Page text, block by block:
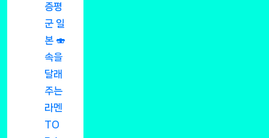
증평
군 일
본 🍣
속을
달래
주는
라멘
TO